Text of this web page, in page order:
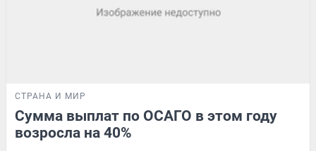
СТРАНА И МИР
Сумма выплат по ОСАГО в этом году
возросла на 40%